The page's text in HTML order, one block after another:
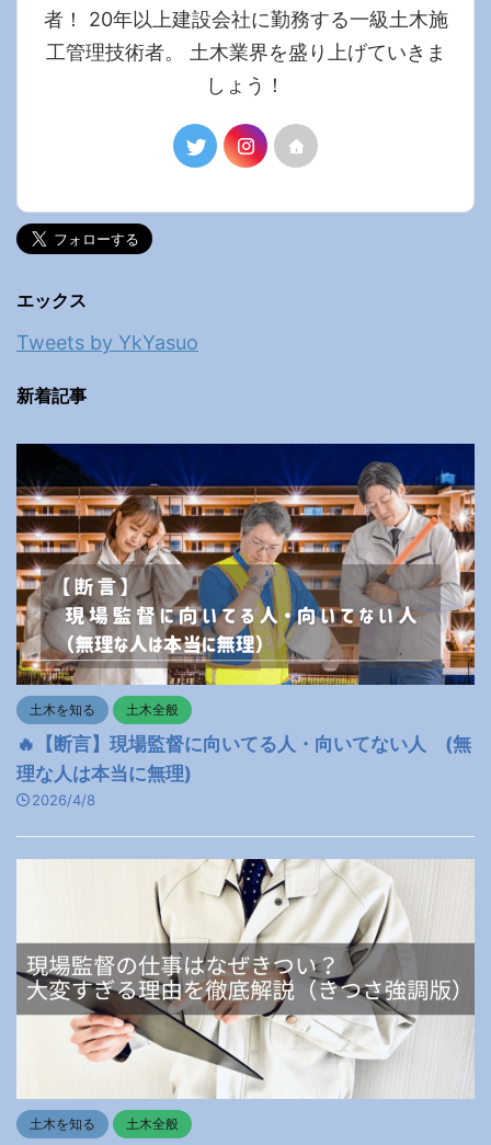
者！ 20年以上建設会社に勤務する一級土木施
工管理技術者。 土木業界を盛り上げていきま
しょう！
エックス
Tweets by YkYasuo
新着記事
土木を知る 土木全般
🔥【断言】現場監督に向いてる人・向いてない人 (無
理な人は本当に無理)
2026/4/8
土木を知る 土木全般